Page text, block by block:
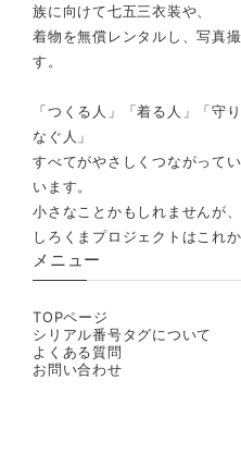
族に向けて七五三衣装や、
着物を無償レンタルし、写真
す。
「つくる人」「着る人」「守
なぐ人」
すべてがやさしくつながって
います。
小さなことかもしれませんが
しろくまプロジェクトはこれ
メニュー
TOPページ
シリアル番号タグについて
よくある質問
お問い合わせ